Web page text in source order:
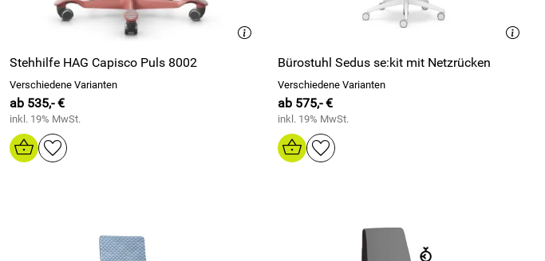
Stehhilfe HAG Capisco Puls 8002
Verschiedene Varianten
ab 535,- €
inkl. 19% MwSt.
Bürostuhl Sedus se:kit mit Netzrücken
Verschiedene Varianten
ab 575,- €
inkl. 19% MwSt.